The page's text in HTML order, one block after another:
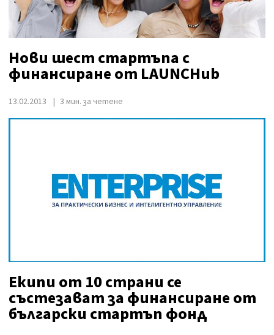
Нови шест стартъпа с
финансиране от LAUNCHub
13.02.2013 3 мин. за четене
Екипи от 10 страни се
състезават за финансиране от
български стартъп фонд